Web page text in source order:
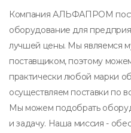
Компания АЛЬФАПРОМ
оборудование для
лучшей цены. Мы являемся
поставщиком, поэтому
практически любой марки
осуществляем поставки по
Мы можем подобрать
и задачу. Наша миссия -